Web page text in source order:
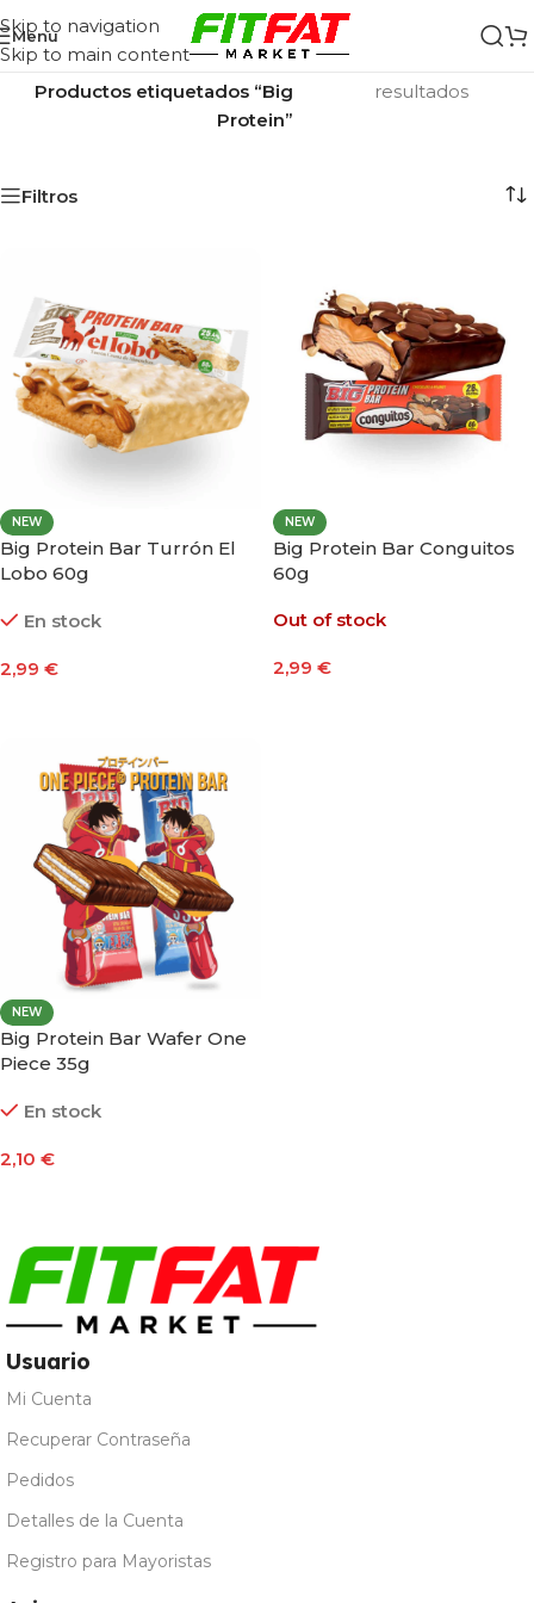
Skip to navigation
Skip to main content
Menu
Inicio/
Productos etiquetados “Big
Protein”
resultados
Filtros
NEW
Big Protein Bar Turrón El
Lobo 60g
En stock
2,99 €
NEW
Big Protein Bar Conguitos
60g
Out of stock
2,99 €
NEW
Big Protein Bar Wafer One
Piece 35g
En stock
2,10 €
Usuario
Mi Cuenta
Recuperar Contraseña
Pedidos
Detalles de la Cuenta
Registro para Mayoristas